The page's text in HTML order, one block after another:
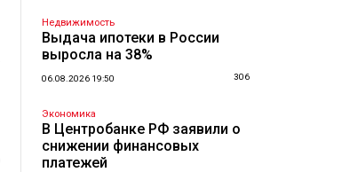
Недвижимость
Выдача ипотеки в России
выросла на 38%
06.08.2026 19:50 306
Экономика
В Центробанке РФ заявили о
снижении финансовых
платежей